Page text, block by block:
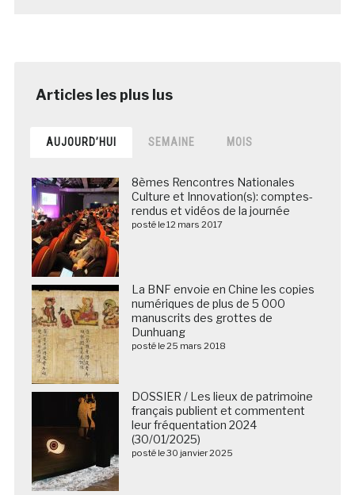
AUJOURD’HUI SEMAINE MOIS
8èmes Rencontres Nationales
Culture et Innovation(s): comptes-
rendus et vidéos de la journée
posté le 12 mars 2017
La BNF envoie en Chine les copies
numériques de plus de 5 000
manuscrits des grottes de
Dunhuang
posté le 25 mars 2018
DOSSIER / Les lieux de patrimoine
français publient et commentent
leur fréquentation 2024
(30/01/2025)
posté le 30 janvier 2025